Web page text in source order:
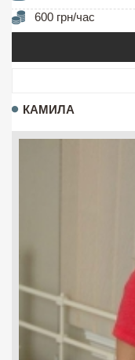
600 грн/час
КАМИЛА